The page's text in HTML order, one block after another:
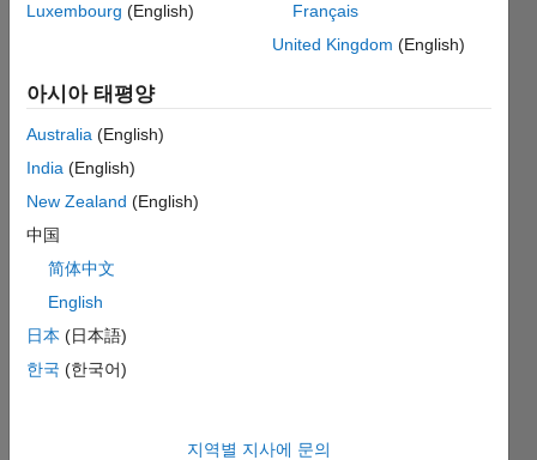
참여 L
3
순위
Luxembourg (English)
Français
United Kingdom (English)
아시아 태평양
Australia (English)
India (English)
New Zealand (English)
中国
简体中文
English
日本 (日本語)
한국 (한국어)
지역별 지사에 문의